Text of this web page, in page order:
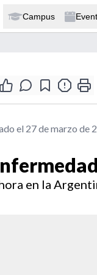
Campus
el 27 de marzo de
en la